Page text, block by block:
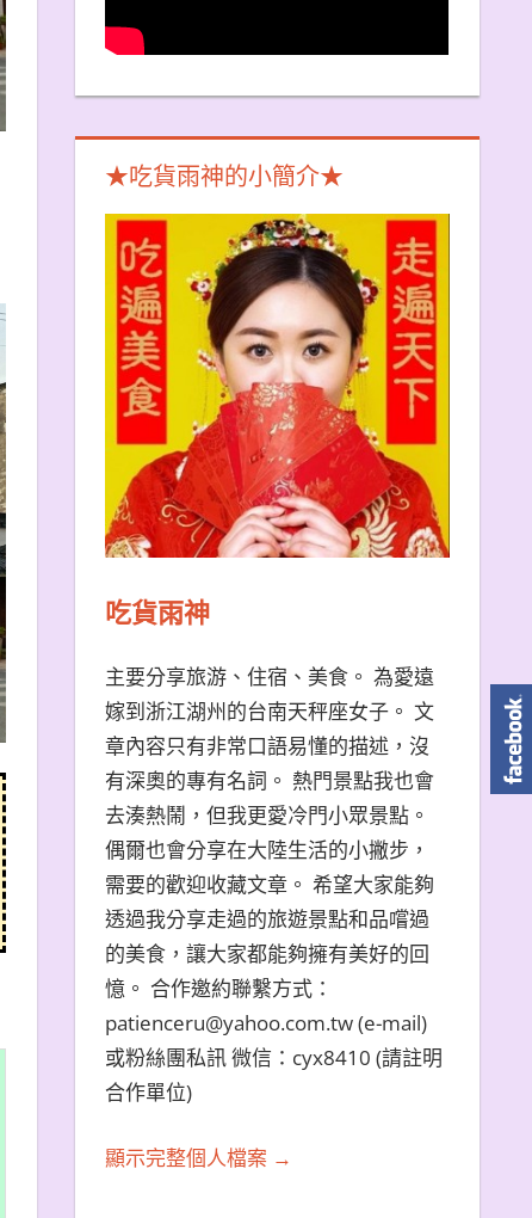
★吃貨雨神的小簡介★
吃貨雨神
主要分享旅游、住宿、美食。 為愛遠
嫁到浙江湖州的台南天秤座女子。 文
章內容只有非常口語易懂的描述，沒
有深奧的專有名詞。 熱門景點我也會
去湊熱鬧，但我更愛冷門小眾景點。
偶爾也會分享在大陸生活的小撇步，
需要的歡迎收藏文章。 希望大家能夠
透過我分享走過的旅遊景點和品嚐過
的美食，讓大家都能夠擁有美好的回
憶。 合作邀約聯繫方式：
patienceru@yahoo.com.tw (e-mail)
或粉絲團私訊 微信：cyx8410 (請註明
合作單位)
顯示完整個人檔案 →